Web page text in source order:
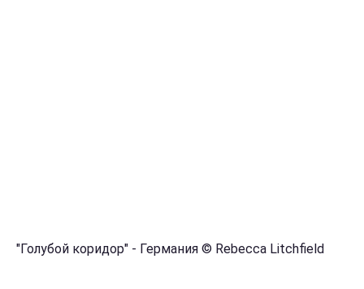
"Голубой коридор" - Германия © Rebecca Litchfield